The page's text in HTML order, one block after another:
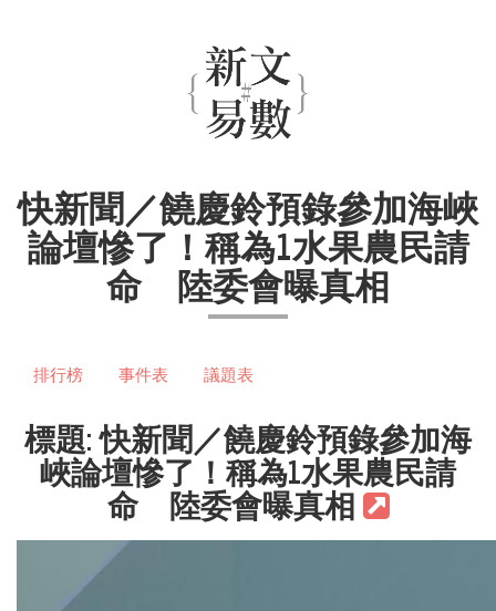
快新聞／饒慶鈴預錄參加海峽
論壇慘了！稱為1水果農民請
命 陸委會曝真相
排行榜 事件表 議題表
標題: 快新聞／饒慶鈴預錄參加海
峽論壇慘了！稱為1水果農民請
命 陸委會曝真相